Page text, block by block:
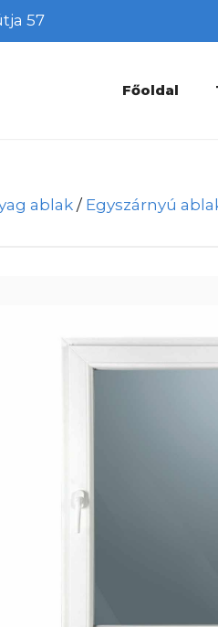
57
Főoldal
ablak / Egyszárnyú